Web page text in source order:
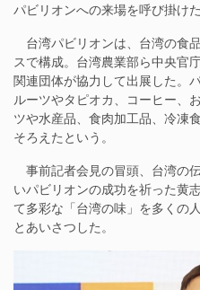
パビリオンへの来場を呼び掛けた
台湾パビリオンは、台湾の食
スで構成。台湾農業部ら中央官
関連団体が協力して出展した。
ルーツやタピオカ、コーヒー、
ツや水産品、食肉加工品、冷凍
そろえたという。
事前記者会見の冒頭、台湾の
いパビリオンの成功を祈った黄
て多彩な「台湾の味」を多くの
とあいさつした。